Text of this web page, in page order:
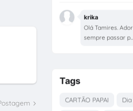
krika
Olá Tamires.
sempre passar p...
Tags
CARTÃO PAPAI